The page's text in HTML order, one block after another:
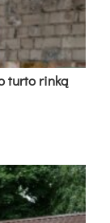
turto rinką